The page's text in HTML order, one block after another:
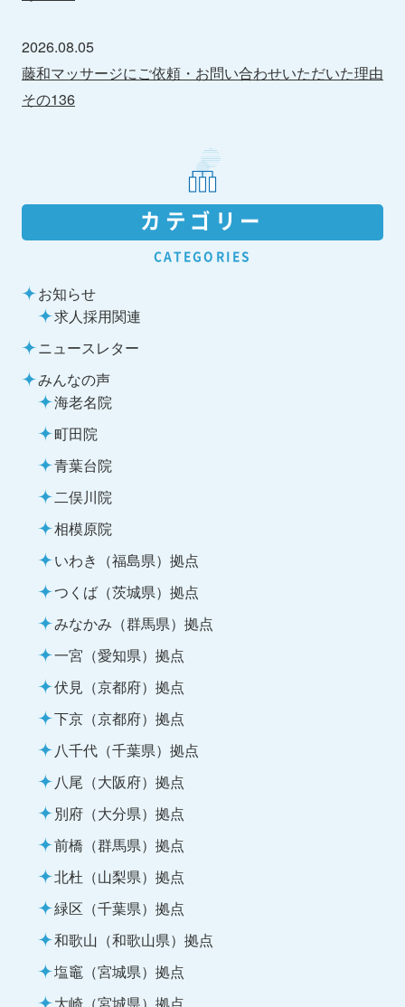
2026.08.05
藤和マッサージにご依頼・お問い合わせいただいた理由
その136
カテゴリー
CATEGORIES
お知らせ
求人採用関連
ニュースレター
みんなの声
海老名院
町田院
青葉台院
二俣川院
相模原院
いわき（福島県）拠点
つくば（茨城県）拠点
みなかみ（群馬県）拠点
一宮（愛知県）拠点
伏見（京都府）拠点
下京（京都府）拠点
八千代（千葉県）拠点
八尾（大阪府）拠点
別府（大分県）拠点
前橋（群馬県）拠点
北杜（山梨県）拠点
緑区（千葉県）拠点
和歌山（和歌山県）拠点
塩竈（宮城県）拠点
大崎（宮城県）拠点